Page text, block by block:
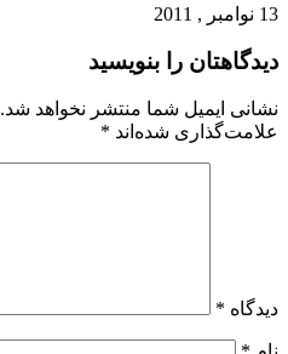
13 نوامبر , 2011
دیدگاهتان را بنویسید
نشانی ایمیل شما منتشر نخواهد شد.
علامت‌گذاری شده‌اند *
دیدگاه *